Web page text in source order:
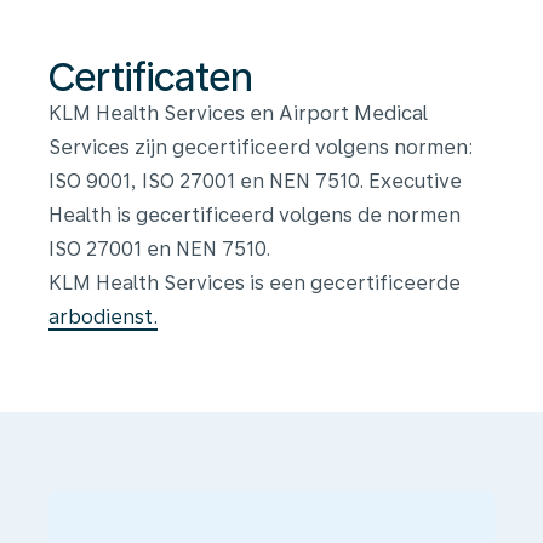
Certificaten
KLM Health Services en Airport Medical
Services zijn gecertificeerd volgens normen:
ISO 9001, ISO 27001 en NEN 7510. Executive
Health is gecertificeerd volgens de normen
ISO 27001 en NEN 7510.
KLM Health Services is een gecertificeerde
arbodienst.
Onze